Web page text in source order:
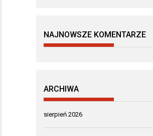
NAJNOWSZE KOMENTARZE
ARCHIWA
sierpień 2026